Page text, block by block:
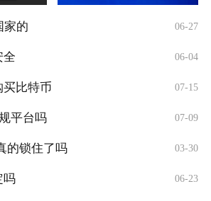
家的 06-27
全 06-04
比特币 07-15
平台吗 07-09
的锁住了吗 03-30
吗 06-23